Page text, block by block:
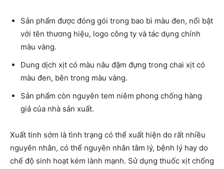
Sản phẩm được đóng gói trong bao bì màu đen, nổi bật
với tên thương hiệu, logo công ty và tác dụng chính
màu vàng.
Dung dịch xịt có màu nâu đậm đựng trong chai xịt có
màu đen, bên trong màu vàng.
Sản phẩm còn nguyên tem niêm phong chống hàng
giả của nhà sản xuất.
Xuất tinh sớm là tình trạng có thể xuất hiện do rất nhiều
nguyên nhân, có thể nguyên nhân tâm lý, bệnh lý hay do
chế độ sinh hoạt kém lành mạnh. Sử dụng thuốc xịt chống